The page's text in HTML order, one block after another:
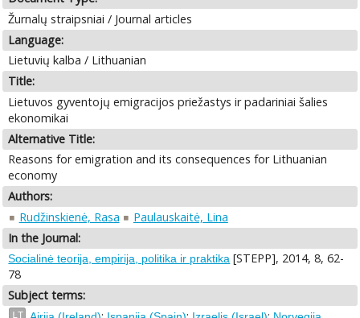
Žurnalų straipsniai / Journal articles
Language:
Lietuvių kalba / Lithuanian
Title:
Lietuvos gyventojų emigracijos priežastys ir padariniai šalies
ekonomikai
Alternative Title:
Reasons for emigration and its consequences for Lithuanian
economy
Authors:
Rudžinskienė, Rasa
Paulauskaitė, Lina
In the Journal:
Socialinė teorija, empirija, politika ir praktika [STEPP], 2014, 8, 62-
78
Subject terms:
LT